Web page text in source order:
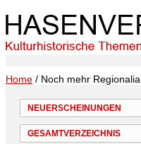
Home / Noch mehr Regionalia
NEUERSCHEINUNGEN
GESAMTVERZEICHNIS